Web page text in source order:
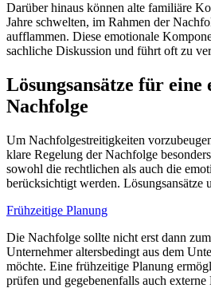
Darüber hinaus können alte familiäre
Jahre schwelten, im Rahmen der
aufflammen. Diese emotionale
sachliche Diskussion und führt oft zu
Lösungsansätze für
Nachfolge
Um Nachfolgestreitigkeiten
klare Regelung der Nachfolge
sowohl die rechtlichen als auch die
berücksichtigt werden. Lösungsansätze
Frühzeitige Planung
Die Nachfolge sollte nicht erst dann
Unternehmer altersbedingt aus dem
möchte. Eine frühzeitige Planung
prüfen und gegebenenfalls auch